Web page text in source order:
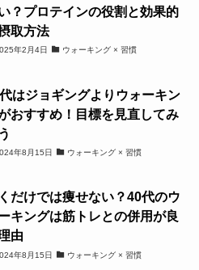
？プロテインの役割と効果的
取方法
年2月4日 ウォーキング × 習慣
はジョギングよりウォーキン
おすすめ！目標を見直してみ
年8月15日 ウォーキング × 習慣
だけでは痩せない？40代のウ
キングは筋トレとの併用が良
由
年8月15日 ウォーキング × 習慣